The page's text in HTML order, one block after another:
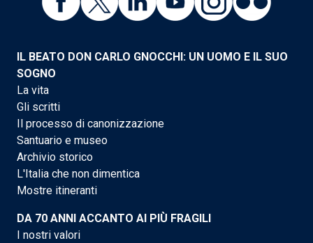
IL BEATO DON CARLO GNOCCHI: UN UOMO E IL SUO
SOGNO
La vita
Gli scritti
Il processo di canonizzazione
Santuario e museo
Archivio storico
L'Italia che non dimentica
Mostre itineranti
DA 70 ANNI ACCANTO AI PIÙ FRAGILI
I nostri valori